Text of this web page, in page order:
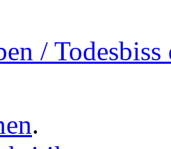
/
.